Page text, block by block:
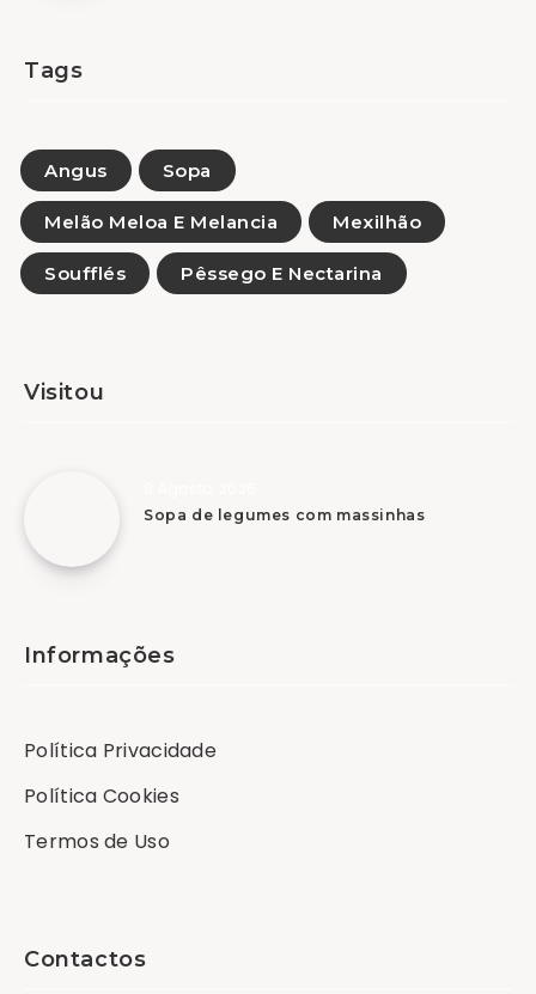
Tags
Angus Sopa
Melão Meloa E Melancia Mexilhão
Soufflés Pêssego E Nectarina
Visitou
Sopa de legumes com massinhas
Informações
Política Privacidade
Política Cookies
Termos de Uso
Contactos